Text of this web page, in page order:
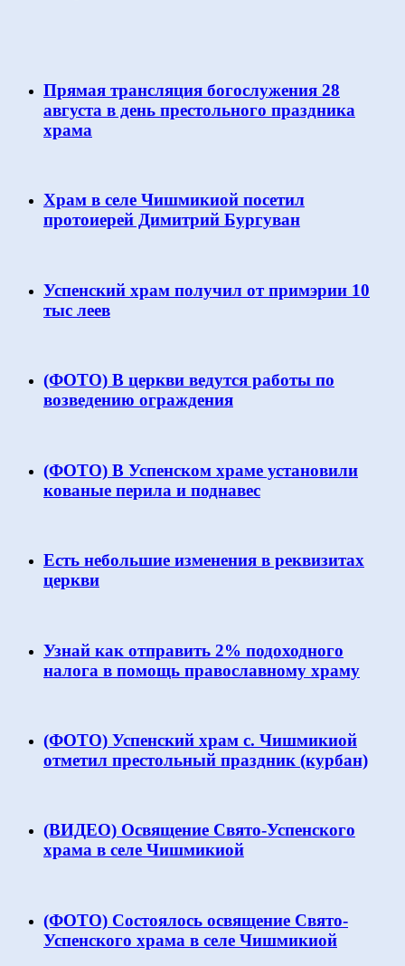
Прямая трансляция богослужения 28
августа в день престольного праздника
храма
Храм в селе Чишмикиой посетил
протоиерей Димитрий Бургуван
Успенский храм получил от примэрии 10
тыс леев
(ФОТО) В церкви ведутся работы по
возведению ограждения
(ФОТО) В Успенском храме установили
кованые перила и поднавес
Есть небольшие изменения в реквизитах
церкви
Узнай как отправить 2% подоходного
налога в помощь православному храму
(ФОТО) Успенский храм с. Чишмикиой
отметил престольный праздник (курбан)
(ВИДЕО) Освящение Свято-Успенского
храма в селе Чишмикиой
(ФОТО) Состоялось освящение Свято-
Успенского храма в селе Чишмикиой